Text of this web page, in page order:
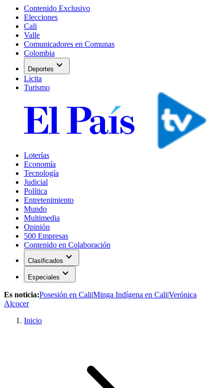
Contenido Exclusivo
Elecciones
Cali
Valle
Comunicadores en Comunas
Colombia
Deportes expand_more
Licita
Turismo
Loterías
Economía
Tecnología
Judicial
Política
Entretenimiento
Mundo
Multimedia
Opinión
500 Empresas
Contenido en Colaboración
Clasificados expand_more
Especiales expand_more
Es noticia:Posesión en Cali|Minga Indígena en Cali|Verónica
Alcocer
Inicio